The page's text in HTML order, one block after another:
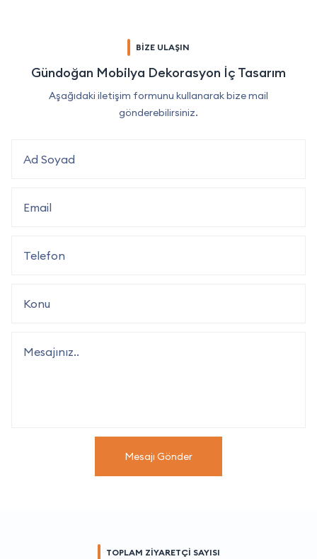
BİZE ULAŞIN
Gündoğan Mobilya Dekorasyon İç Tasarım
Aşağıdaki iletişim formunu kullanarak bize mail
gönderebilirsiniz.
Mesajı Gönder
TOPLAM ZİYARETÇİ SAYISI